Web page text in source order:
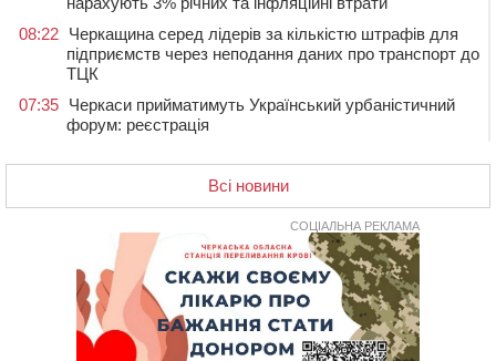
08:22 Черкащина серед лідерів за кількістю штрафів для
підприємств через неподання даних про транспорт до
ТЦК
07:35 Черкаси прийматимуть Український урбаністичний
форум: реєстрація
На Чорнобаївщині конфіскували землю на користь
держави, але оренду не припинили: прокуратура
У Черкасах триває завершальний етап прийому заяв
на літній відпочинок дітей пільгових категорій
«Будеш пожежним!»: рятувальник з Умані про
професію, що почалася з його власного порятунку
Всі новини
СОЦІАЛЬНА РЕКЛАМА